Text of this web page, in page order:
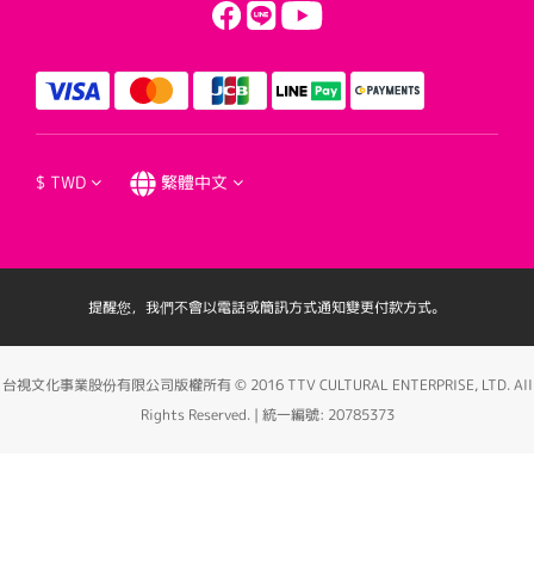
$ TWD 繁體中文
提醒您，我們不會以電話或簡訊方式通知變更付款方式。
台視文化事業股份有限公司版權所有 © 2016 TTV CULTURAL ENTERPRISE, LTD. All
Rights Reserved. | 統一編號: 20785373